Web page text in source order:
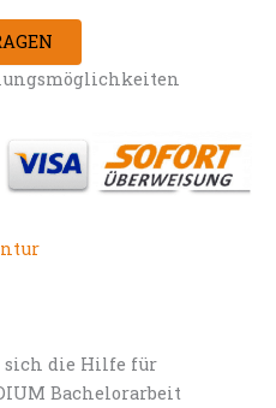
sich die Hilfe für
Bachelorarbeit